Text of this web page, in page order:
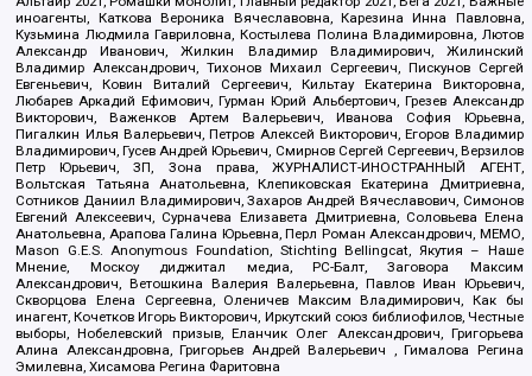
иноагенты, Каткова Вероника Вячеславовна, Карезина Инна Павловна,
Кузьмина Людмила Гавриловна, Костылева Полина Владимировна, Лютов
Александр Иванович, Жилкин Владимир Владимирович, Жилинский
Владимир Александрович, Тихонов Михаил Сергеевич, Пискунов Сергей
Евгеньевич, Ковин Виталий Сергеевич, Кильтау Екатерина Викторовна,
Любарев Аркадий Ефимович, Гурман Юрий Альбертович, Грезев Александр
Викторович, Важенков Артем Валерьевич, Иванова София Юрьевна,
Пигалкин Илья Валерьевич, Петров Алексей Викторович, Егоров Владимир
Владимирович, Гусев Андрей Юрьевич, Смирнов Сергей Сергеевич, Верзилов
Петр Юрьевич, ЗП, Зона права, ЖУРНАЛИСТ-ИНОСТРАННЫЙ АГЕНТ,
Вольтская Татьяна Анатольевна, Клепиковская Екатерина Дмитриевна,
Сотников Даниил Владимирович, Захаров Андрей Вячеславович, Симонов
Евгений Алексеевич, Сурначева Елизавета Дмитриевна, Соловьева Елена
Анатольевна, Арапова Галина Юрьевна, Перл Роман Александрович, МЕМО,
Mason G.E.S. Anonymous Foundation, Stichting Bellingcat, Якутия – Наше
Мнение, Москоу диджитал медиа, РС-Балт, Заговора Максим
Александрович, Ветошкина Валерия Валерьевна, Павлов Иван Юрьевич,
Скворцова Елена Сергеевна, Оленичев Максим Владимирович, Как бы
инагент, Кочетков Игорь Викторович, Иркутский союз библиофилов, Честные
выборы, Нобелевский призыв, Еланчик Олег Александрович, Григорьева
Алина Александровна, Григорьев Андрей Валерьевич , Гималова Регина
Эмилевна, Хисамова Регина Фаритовна